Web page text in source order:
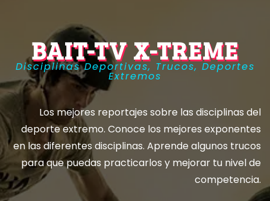
BAIT-TV X-TREME
Disciplinas Deportivas, Trucos, Deportes
Extremos
Los mejores reportajes sobre las disciplinas del
deporte extremo. Conoce los mejores exponentes
en las diferentes disciplinas. Aprende algunos trucos
para que puedas practicarlos y mejorar tu nivel de
competencia.